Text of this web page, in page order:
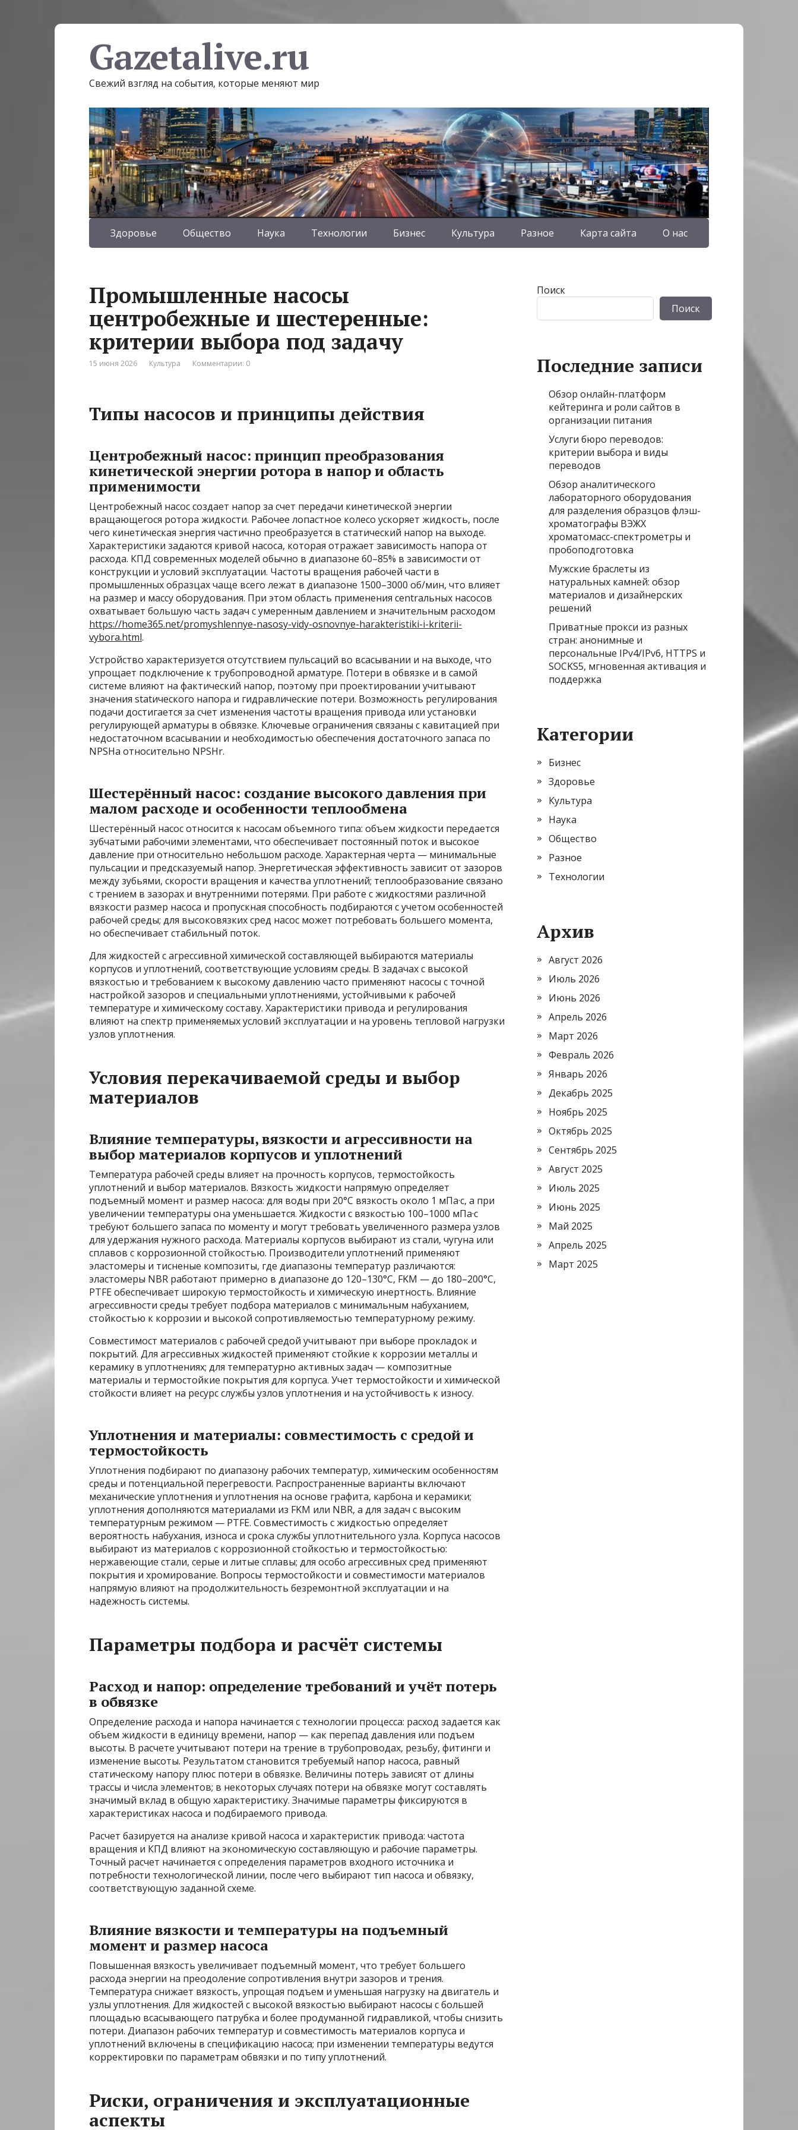
Gazetalive.ru
Свежий взгляд на события, которые меняют мир
Здоровье Общество Наука Технологии Бизнес Культура Разное Карта сайта О нас
Промышленные насосы
центробежные и шестеренные:
критерии выбора под задачу
15 июня 2026 Культура Комментарии: 0
Типы насосов и принципы действия
Центробежный насос: принцип преобразования
кинетической энергии ротора в напор и область
применимости
Центробежный насос создает напор за счет передачи кинетической энергии
вращающегося ротора жидкости. Рабочее лопастное колесо ускоряет жидкость, после
чего кинетическая энергия частично преобразуется в статический напор на выходе.
Характеристики задаются кривой насоса, которая отражает зависимость напора от
расхода. КПД современных моделей обычно в диапазоне 60–85% в зависимости от
конструкции и условий эксплуатации. Частоты вращения рабочей части в
промышленных образцах чаще всего лежат в диапазоне 1500–3000 об/мин, что влияет
на размер и массу оборудования. При этом область применения centraльных насосов
охватывает большую часть задач с умеренным давлением и значительным расходом
https://home365.net/promyshlennye-nasosy-vidy-osnovnye-harakteristiki-i-kriterii-
vybora.html.
Устройство характеризуется отсутствием пульсаций во всасывании и на выходе, что
упрощает подключение к трубопроводной арматуре. Потери в обвязке и в самой
системе влияют на фактический напор, поэтому при проектировании учитывают
значения statического напора и гидравлические потери. Возможность регулирования
подачи достигается за счет изменения частоты вращения привода или установки
регулирующей арматуры в обвязке. Ключевые ограничения связаны с кавитацией при
недостаточном всасывании и необходимостью обеспечения достаточного запаса по
NPSHa относительно NPSHr.
Шестерённый насос: создание высокого давления при
малом расходе и особенности теплообмена
Шестерённый насос относится к насосам объемного типа: объем жидкости передается
зубчатыми рабочими элементами, что обеспечивает постоянный поток и высокое
давление при относительно небольшом расходе. Характерная черта — минимальные
пульсации и предсказуемый напор. Энергетическая эффективность зависит от зазоров
между зубьями, скорости вращения и качества уплотнений; теплообразование связано
с трением в зазорах и внутренними потерями. При работе с жидкостями различной
вязкости размер насоса и пропускная способность подбираются с учетом особенностей
рабочей среды; для высоковязких сред насос может потребовать большего момента,
но обеспечивает стабильный поток.
Для жидкостей с агрессивной химической составляющей выбираются материалы
корпусов и уплотнений, соответствующие условиям среды. В задачах с высокой
вязкостью и требованием к высокому давлению часто применяют насосы с точной
настройкой зазоров и специальными уплотнениями, устойчивыми к рабочей
температуре и химическому составу. Характеристики привода и регулирования
влияют на спектр применяемых условий эксплуатации и на уровень тепловой нагрузки
узлов уплотнения.
Условия перекачиваемой среды и выбор
материалов
Влияние температуры, вязкости и агрессивности на
выбор материалов корпусов и уплотнений
Температура рабочей среды влияет на прочность корпусов, термостойкость
уплотнений и выбор материалов. Вязкость жидкости напрямую определяет
подъемный момент и размер насоса: для воды при 20°C вязкость около 1 мПа·с, а при
увеличении температуры она уменьшается. Жидкости с вязкостью 100–1000 мПа·с
требуют большего запаса по моменту и могут требовать увеличенного размера узлов
для удержания нужного расхода. Материалы корпусов выбирают из стали, чугуна или
сплавов с коррозионной стойкостью. Производители уплотнений применяют
эластомеры и тисненые композиты, где диапазоны температур различаются:
эластомеры NBR работают примерно в диапазоне до 120–130°C, FKM — до 180–200°C,
PTFE обеспечивает широкую термостойкость и химическую инертность. Влияние
агрессивности среды требует подбора материалов с минимальным набуханием,
стойкостью к коррозии и высокой сопротивляемостью температурному режиму.
Совместимост материалов с рабочей средой учитывают при выборе прокладок и
покрытий. Для агрессивных жидкостей применяют стойкие к коррозии металлы и
керамику в уплотнениях; для температурно активных задач — композитные
материалы и термостойкие покрытия для корпуса. Учет термостойкости и химической
стойкости влияет на ресурс службы узлов уплотнения и на устойчивость к износу.
Уплотнения и материалы: совместимость с средой и
термостойкость
Уплотнения подбирают по диапазону рабочих температур, химическим особенностям
среды и потенциальной перегревости. Распространенные варианты включают
механические уплотнения и уплотнения на основе графита, карбона и керамики;
уплотнения дополняются материалами из FKM или NBR, а для задач с высоким
температурным режимом — PTFE. Совместимость с жидкостью определяет
вероятность набухания, износа и срока службы уплотнительного узла. Корпуса насосов
выбирают из материалов с коррозионной стойкостью и термостойкостью:
нержавеющие стали, серые и литые сплавы; для особо агрессивных сред применяют
покрытия и хромирование. Вопросы термостойкости и совместимости материалов
напрямую влияют на продолжительность безремонтной эксплуатации и на
надежность системы.
Параметры подбора и расчёт системы
Расход и напор: определение требований и учёт потерь
в обвязке
Определение расхода и напора начинается с технологии процесса: расход задается как
объем жидкости в единицу времени, напор — как перепад давления или подъем
высоты. В расчете учитывают потери на трение в трубопроводах, резьбу, фитинги и
изменение высоты. Результатом становится требуемый напор насоса, равный
статическому напору плюс потери в обвязке. Величины потерь зависят от длины
трассы и числа элементов; в некоторых случаях потери на обвязке могут составлять
значимый вклад в общую характеристику. Значимые параметры фиксируются в
характеристиках насоса и подбираемого привода.
Расчет базируется на анализе кривой насоса и характеристик привода: частота
вращения и КПД влияют на экономическую составляющую и рабочие параметры.
Точный расчет начинается с определения параметров входного источника и
потребности технологической линии, после чего выбирают тип насоса и обвязку,
соответствующую заданной схеме.
Влияние вязкости и температуры на подъемный
момент и размер насоса
Повышенная вязкость увеличивает подъемный момент, что требует большего
расхода энергии на преодоление сопротивления внутри зазоров и трения.
Температура снижает вязкость, упрощая подъем и уменьшая нагрузку на двигатель и
узлы уплотнения. Для жидкостей с высокой вязкостью выбирают насосы с большей
площадью всасывающего патрубка и более продуманной гидравликой, чтобы снизить
потери. Диапазон рабочих температур и совместимость материалов корпуса и
уплотнений включены в спецификацию насоса; при изменении температуры ведутся
корректировки по параметрам обвязки и по типу уплотнений.
Риски, ограничения и эксплуатационные
аспекты
Поиск
Поиск
Последние записи
Обзор онлайн-платформ
кейтеринга и роли сайтов в
организации питания
Услуги бюро переводов:
критерии выбора и виды
переводов
Обзор аналитического
лабораторного оборудования
для разделения образцов флэш-
хроматографы ВЭЖХ
хроматомасс-спектрометры и
пробоподготовка
Мужские браслеты из
натуральных камней: обзор
материалов и дизайнерских
решений
Приватные прокси из разных
стран: анонимные и
персональные IPv4/IPv6, HTTPS и
SOCKS5, мгновенная активация и
поддержка
Категории
Бизнес
Здоровье
Культура
Наука
Общество
Разное
Технологии
Архив
Август 2026
Июль 2026
Июнь 2026
Апрель 2026
Март 2026
Февраль 2026
Январь 2026
Декабрь 2025
Ноябрь 2025
Октябрь 2025
Сентябрь 2025
Август 2025
Июль 2025
Июнь 2025
Май 2025
Апрель 2025
Март 2025